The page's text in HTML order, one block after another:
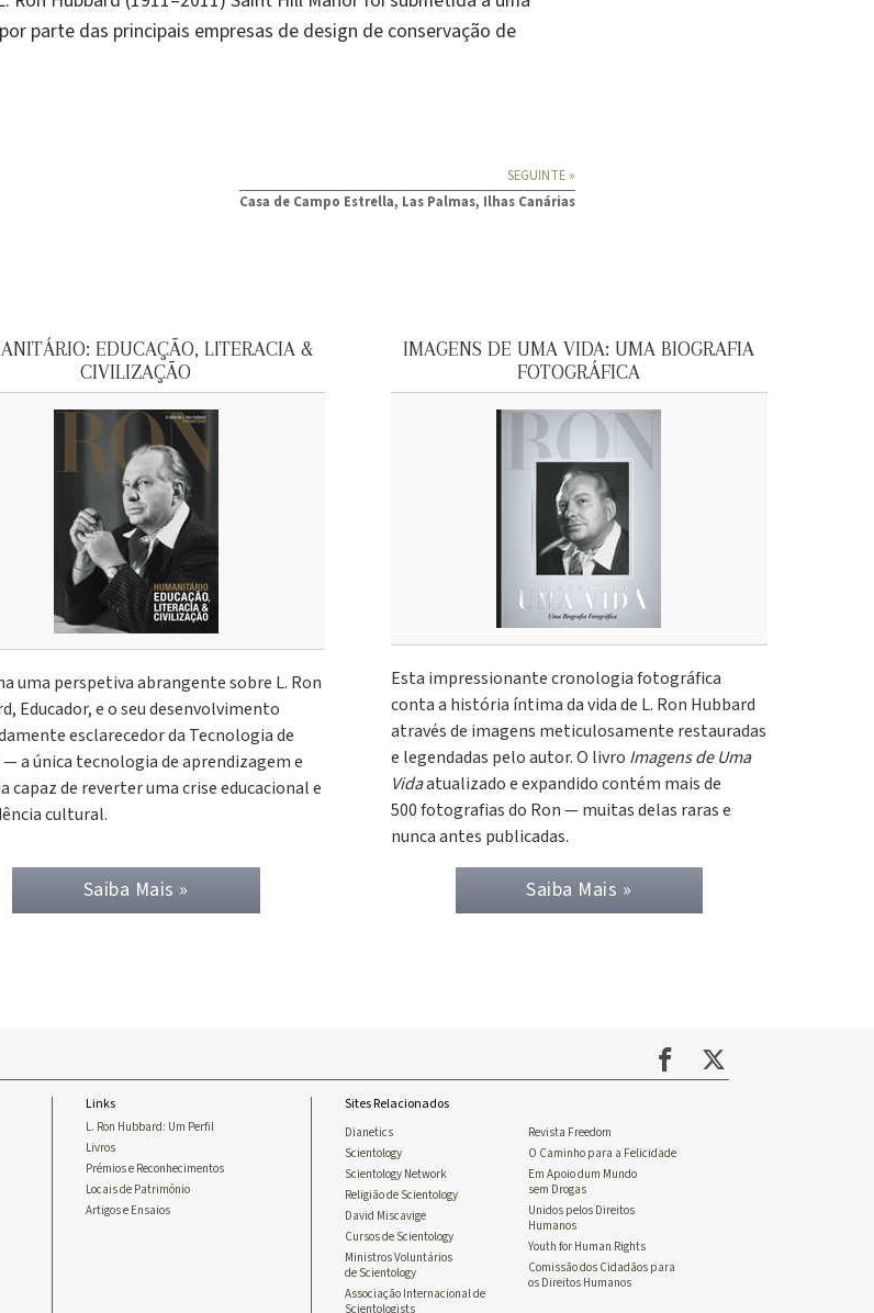
parte das principais empresas de design de conservação de
SEGUINTE »
Casa de Campo Estrella, Las Palmas, Ilhas Canárias
EDUCAÇÃO, LITERACIA &
CIVILIZAÇÃO
uma perspetiva abrangente sobre L. Ron
Educador, e o seu desenvolvimento
esclarecedor da Tecnologia de
— a única tecnologia de aprendizagem e
capaz de reverter uma crise educacional e
cultural.
Saiba Mais »
IMAGENS DE UMA VIDA: UMA BIOGRAFIA
FOTOGRÁFICA
Esta impressionante cronologia fotográfica
conta a história íntima da vida de L. Ron Hubbard
através de imagens meticulosamente restauradas
e legendadas pelo autor. O livro Imagens de Uma
Vidaatualizado e expandido contém mais de
500 fotografias do Ron — muitas delas raras e
nunca antes publicadas.
Saiba Mais »
Links
L. Ron Hubbard: Um Perfil
Livros
Prémios e Reconhecimentos
Locais de Património
Artigos e Ensaios
Sites Relacionados
Dianetics
Scientology
Scientology Network
Religião de Scientology
David Miscavige
Cursos de Scientology
Ministros Voluntários
de Scientology
Associação Internacional de
Scientologists
Revista Freedom
O Caminho para a Felicidade
Em Apoio dum Mundo
sem Drogas
Unidos pelos Direitos
Humanos
Youth for Human Rights
Comissão dos Cidadãos para
os Direitos Humanos